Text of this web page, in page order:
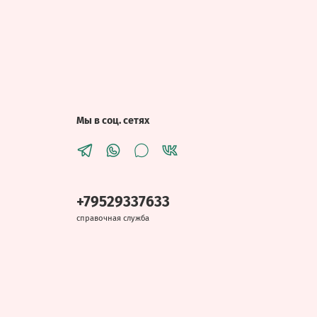
Мы в соц. сетях
+79529337633
справочная служба